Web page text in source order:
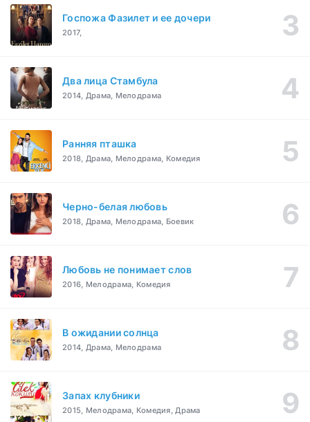
Госпожа Фазилет и ее дочери
2017,
Два лица Стамбула
2014, Драма, Мелодрама
Ранняя пташка
2018, Драма, Мелодрама, Комедия
Черно-белая любовь
2018, Драма, Мелодрама, Боевик
Любовь не понимает слов
2016, Мелодрама, Комедия
В ожидании солнца
2014, Драма, Мелодрама
Запах клубники
2015, Мелодрама, Комедия, Драма